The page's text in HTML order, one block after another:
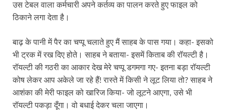
उस टेबल वाला कर्मचारी अपने कर्तव्य का पालन करते हुए फाइल को
ठिकाने लगा देता है।
बाढ़ के पानी में पैर का चप्पू चलाते हुए मैं साहब के पास गया। कहा- इसको
भी ट्रक में रख दिए होते। साहब ने बताया- इसमें किताब की रॉयल्टी है।
रॉयल्टी की गठरी का आकार देख मेरे चप्पू डगमगा गए- इतना बड़ा रॉयल्टी
कोष लेकर आप अकेले जा रहे हैं! रास्ते में किसी ने लूट लिया तो? साहब ने
आशंका की मेरी फाइल को खारिज किया- जो लूटने आएगा, उसे भी
रॉयल्टी पकड़ा दूँगा। वो बधाई देकर चला जाएगा।